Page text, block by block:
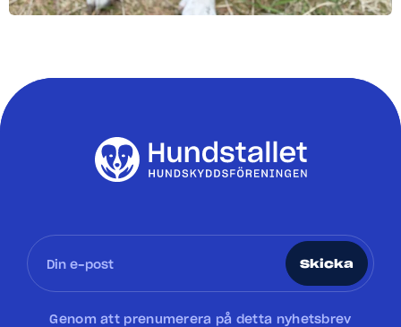
Skicka
Genom att prenumerera på detta nyhetsbrev